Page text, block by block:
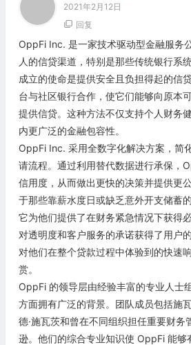
2021年2月12日
回复
OppFi Inc. 是一家技术驱动型金融服务
人的信贷渠道，特别是那些传统银行系
成立的使命是提供安全且负担得起的信
台与社区银行合作，使它们能够向原本
提供信贷。这种方法不仅支持个人财务
内更广泛的金融包容性。
OppFi Inc. 采用全数字化解决方案，简
请流程。通过利用替代数据进行承保，
信用度，从而做出更快的决策并提供更
于那些靠薪水度日或缺乏意外开支储蓄
它为他们提供了在财务紧急情况下获得
对透明度和客户服务的承诺获得了用户
对他们在整个贷款过程中体验到的快速
赏。
OppFi 的领导层由经验丰富的专业人士
方面拥有广泛的背景。团队成员包括施
德·施瓦茨和曾在不同组织担任重要财务
逊。他们的综合专业知识使 OppFi 能够